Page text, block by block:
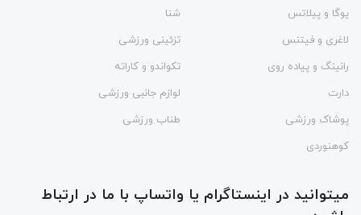
یوگا و پیلاتس
شنا
لاغری و فیتنس
تزئینی ورزشی
رانینگ و پیاده روی
تکواندو و کاراته
دارت
لوازم جانبی ورزشی
پوشاک ورزشی
طناب ورزشی
کوهنوردی
میتوانید در اینستاگرام یا واتساپ با ما در ارتباط